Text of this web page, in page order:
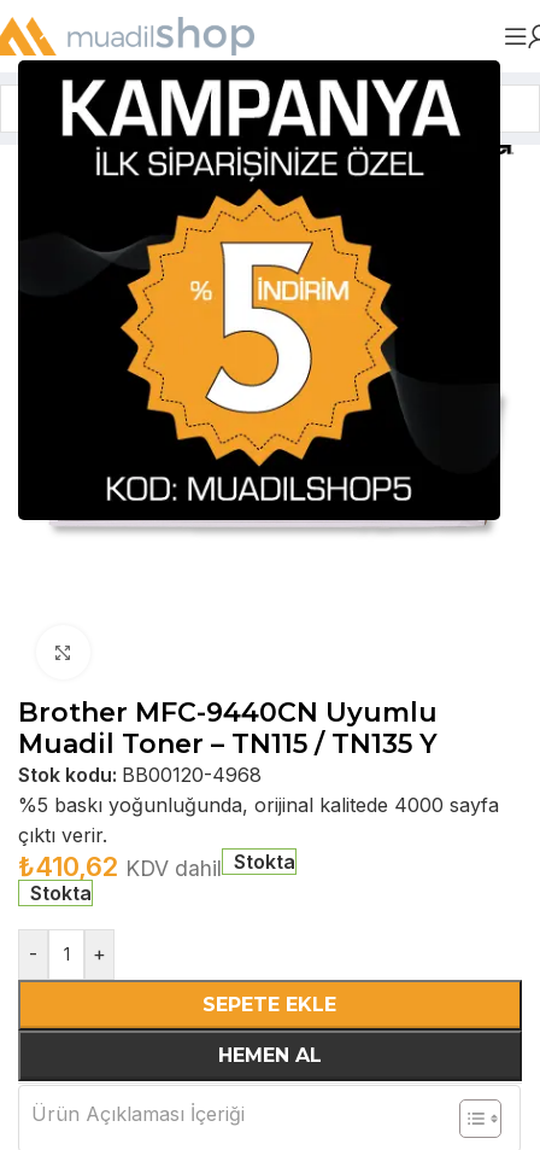
Anasayfa»Muadil Tonerler
Brother MFC-9440CN Uyumlu
Muadil Toner – TN115 / TN135 Y
Stok kodu: BB00120-4968
%5 baskı yoğunluğunda, orijinal kalitede 4000 sayfa
çıktı verir.
₺410,62 KDV dahil Stokta
Stokta
- +
SEPETE EKLE
HEMEN AL
Ürün Açıklaması İçeriği